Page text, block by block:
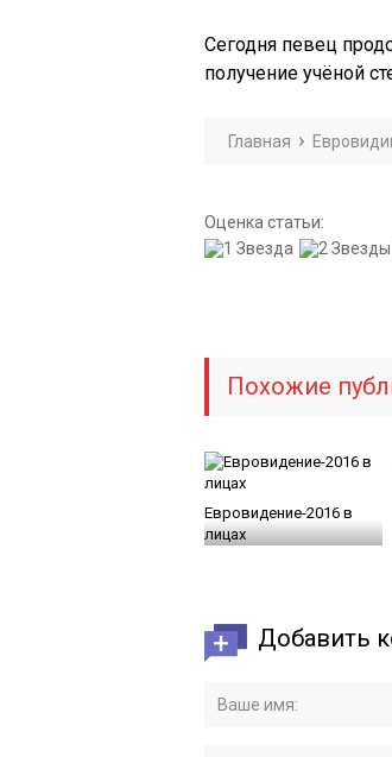
Сегодня певец
получение учёной
Главная
Оценка статьи:
Похожие
Евровидение-2016 в
лицах
Добавить